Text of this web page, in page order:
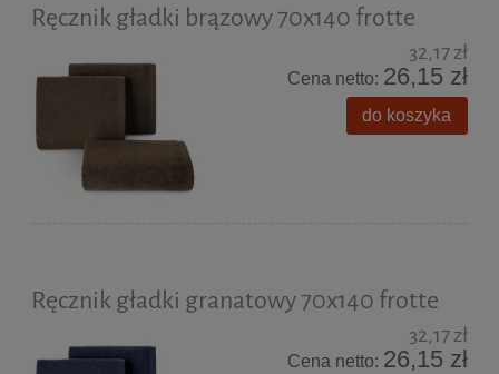
Ręcznik gładki brązowy 70x140 frotte
32,17 zł
Cena netto: 26,15 zł
do koszyka
Ręcznik gładki granatowy 70x140 frotte
32,17 zł
Cena netto: 26,15 zł